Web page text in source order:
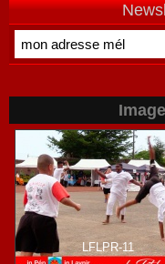
LFLPR-11